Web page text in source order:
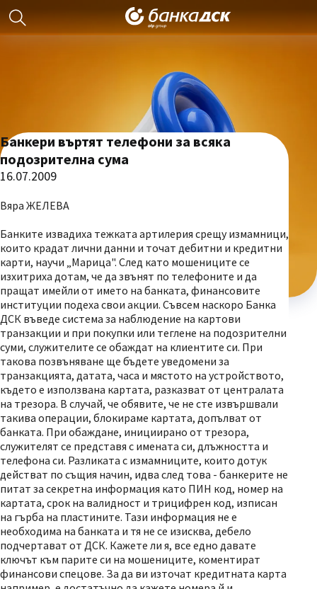
Банкери въртят телефони за всяка
подозрителна сума
16.07.2009
Вяра ЖЕЛЕВА
Банките извадиха тежката артилерия срещу измамници,
които крадат лични данни и точат дебитни и кредитни
карти, научи „Марица". След като мошениците се
изхитриха дотам, че да звънят по телефоните и да
пращат имейли от името на банката, финансовите
институции подеха свои акции. Съвсем наскоро Банка
ДСК въведе система за наблюдение на картови
транзакции и при покупки или теглене на подозрителни
суми, служителите се обаждат на клиентите си. При
такова позвъняване ще бъдете уведомени за
транзакцията, датата, часа и мястото на устройството,
където е използвана картата, разказват от централата
на трезора. В случай, че обявите, че не сте извършвали
такива операции, блокираме картата, допълват от
банката. При обаждане, инициирано от трезора,
служителят се представя с имената си, длъжността и
телефона си. Разликата с измамниците, които дотук
действат по същия начин, идва след това - банкерите не
питат за секретна информация като ПИН код, номер на
картата, срок на валидност и трицифрен код, изписан
на гърба на пластините. Тази информация не е
необходима на банката и тя не се изисква, дебело
подчертават от ДСК. Кажете ли я, все едно давате
ключът към парите си на мошениците, коментират
финансови спецове. За да ви източат кредитната карта